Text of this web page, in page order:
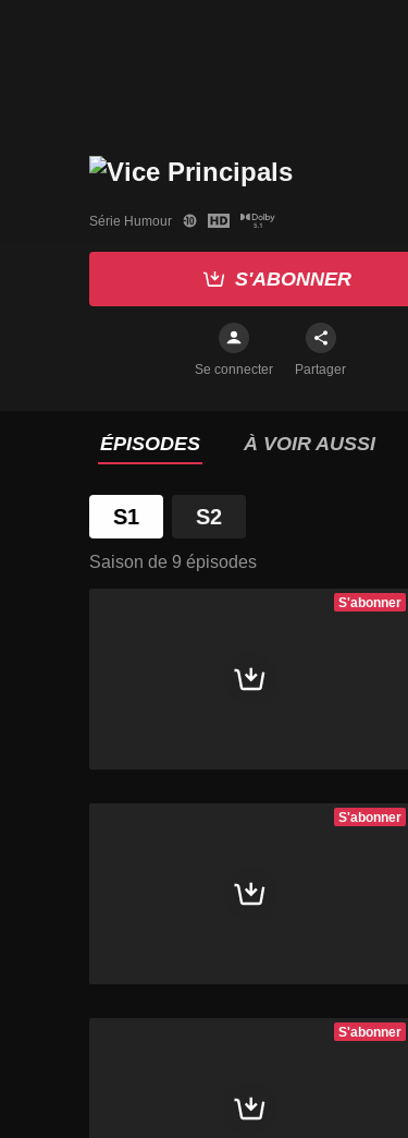
Série Humour
S'ABONNER
Se connecter Partager
ÉPISODES À VOIR AUSSI
S1 S2
Saison de 9 épisodes
S'abonner
S'abonner
S'abonner